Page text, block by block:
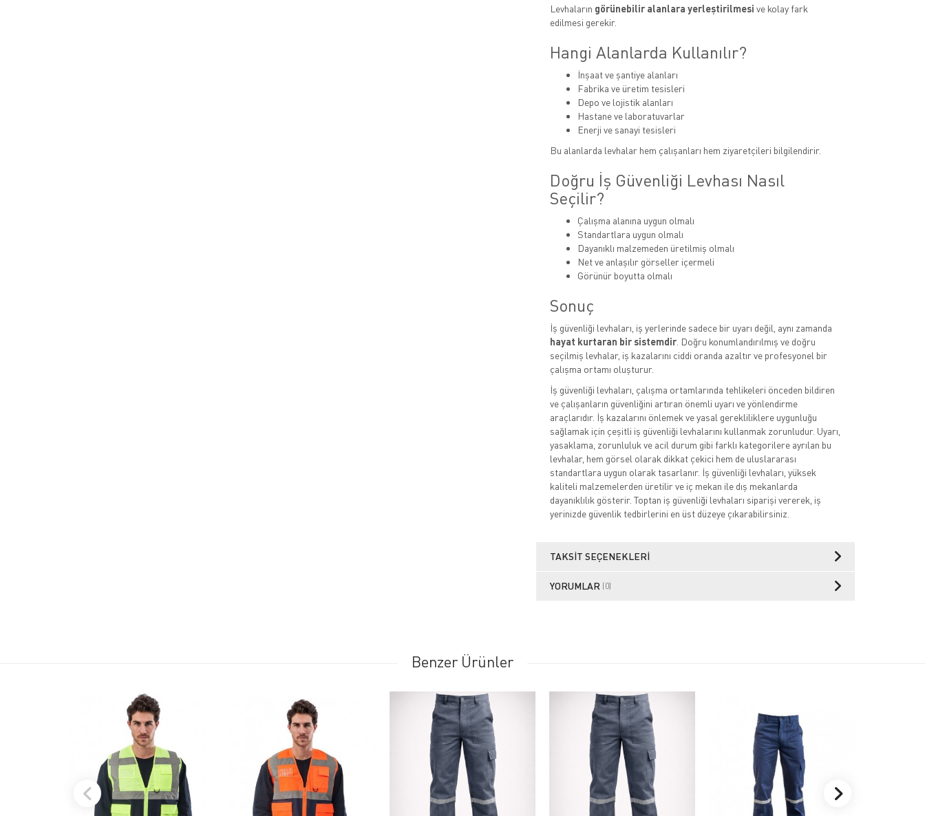
Levhaların görünebilir alanlara yerleştirilmesi ve kolay fark
edilmesi gerekir.
Hangi Alanlarda Kullanılır?
İnşaat ve şantiye alanları
Fabrika ve üretim tesisleri
Depo ve lojistik alanları
Hastane ve laboratuvarlar
Enerji ve sanayi tesisleri
Bu alanlarda levhalar hem çalışanları hem ziyaretçileri bilgilendirir.
Doğru İş Güvenliği Levhası Nasıl
Seçilir?
Çalışma alanına uygun olmalı
Standartlara uygun olmalı
Dayanıklı malzemeden üretilmiş olmalı
Net ve anlaşılır görseller içermeli
Görünür boyutta olmalı
Sonuç
İş güvenliği levhaları, iş yerlerinde sadece bir uyarı değil, aynı zamanda
hayat kurtaran bir sistemdir. Doğru konumlandırılmış ve doğru
seçilmiş levhalar, iş kazalarını ciddi oranda azaltır ve profesyonel bir
çalışma ortamı oluşturur.
İş güvenliği levhaları, çalışma ortamlarında tehlikeleri önceden bildiren
ve çalışanların güvenliğini artıran önemli uyarı ve yönlendirme
araçlarıdır. İş kazalarını önlemek ve yasal gerekliliklere uygunluğu
sağlamak için çeşitli iş güvenliği levhalarını kullanmak zorunludur. Uyarı,
yasaklama, zorunluluk ve acil durum gibi farklı kategorilere ayrılan bu
levhalar, hem görsel olarak dikkat çekici hem de uluslararası
standartlara uygun olarak tasarlanır. İş güvenliği levhaları, yüksek
kaliteli malzemelerden üretilir ve iç mekan ile dış mekanlarda
dayanıklılık gösterir. Toptan iş güvenliği levhaları siparişi vererek, iş
yerinizde güvenlik tedbirlerini en üst düzeye çıkarabilirsiniz.
TAKSIT SEÇENEKLERI
YORUMLAR (0)
Benzer Ürünler